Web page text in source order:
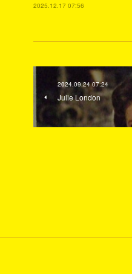
2025.12.17 07:56
2024.09.24 07:24
Julie London